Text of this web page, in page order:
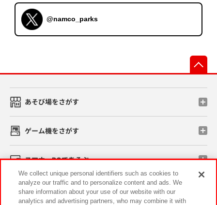
@namco_parks
あそび場をさがす
ゲーム機をさがす
スマホ・PCであそぶ
イベント・キャンペーン
We collect unique personal identifiers such as cookies to
analyze our traffic and to personalize content and ads. We
share information about your use of our website with our
analytics and advertising partners, who may combine it with